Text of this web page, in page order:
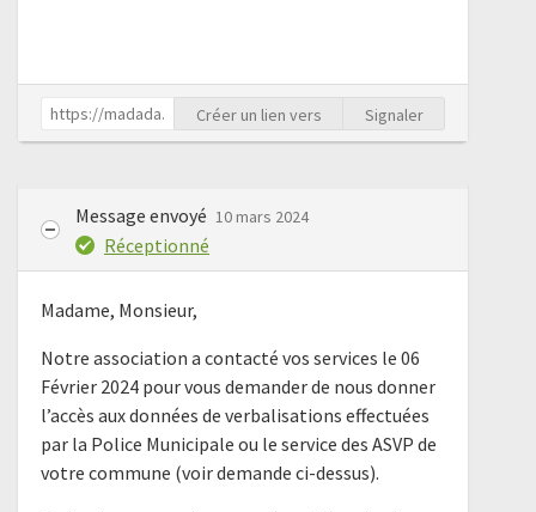
Créer un lien vers Signaler
Message envoyé 10 mars 2024
Réceptionné
Madame, Monsieur,
Notre association a contacté vos services le 06
Février 2024 pour vous demander de nous donner
l’accès aux données de verbalisations effectuées
par la Police Municipale ou le service des ASVP de
votre commune (voir demande ci-dessus).